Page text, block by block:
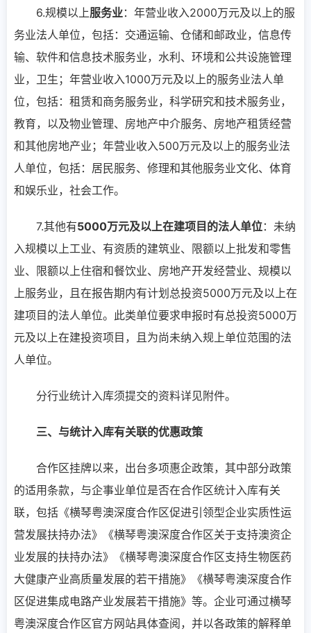
6.规模以上服务业：年营业收入2000万元及以上的服
务业法人单位，包括：交通运输、仓储和邮政业，信息传
输、软件和信息技术服务业，水利、环境和公共设施管理
业，卫生；年营业收入1000万元及以上的服务业法人单
位，包括：租赁和商务服务业，科学研究和技术服务业，
教育，以及物业管理、房地产中介服务、房地产租赁经营
和其他房地产业；年营业收入500万元及以上的服务业法
人单位，包括：居民服务、修理和其他服务业文化、体育
和娱乐业，社会工作。
7.其他有5000万元及以上在建项目的法人单位：未纳
入规模以上工业、有资质的建筑业、限额以上批发和零售
业、限额以上住宿和餐饮业、房地产开发经营业、规模以
上服务业，且在报告期内有计划总投资5000万元及以上在
建项目的法人单位。此类单位要求申报时有总投资5000万
元及以上在建投资项目，且为尚未纳入规上单位范围的法
人单位。
分行业统计入库须提交的资料详见附件。
三、与统计入库有关联的优惠政策
合作区挂牌以来，出台多项惠企政策，其中部分政策
的适用条款，与企事业单位是否在合作区统计入库有关
联，包括《横琴粤澳深度合作区促进引领型企业实质性运
营发展扶持办法》《横琴粤澳深度合作区关于支持澳资企
业发展的扶持办法》《横琴粤澳深度合作区支持生物医药
大健康产业高质量发展的若干措施》《横琴粤澳深度合作
区促进集成电路产业发展若干措施》等。企业可通过横琴
粤澳深度合作区官方网站具体查阅，并以各政策的解释单